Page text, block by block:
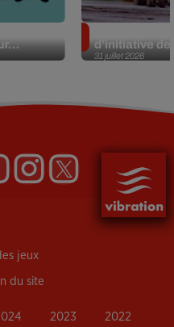
31 juillet 2026
d’initiative
jeux
du site
2023 2022